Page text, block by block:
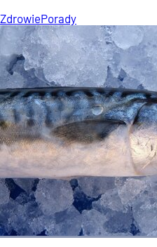
ZdrowiePorady